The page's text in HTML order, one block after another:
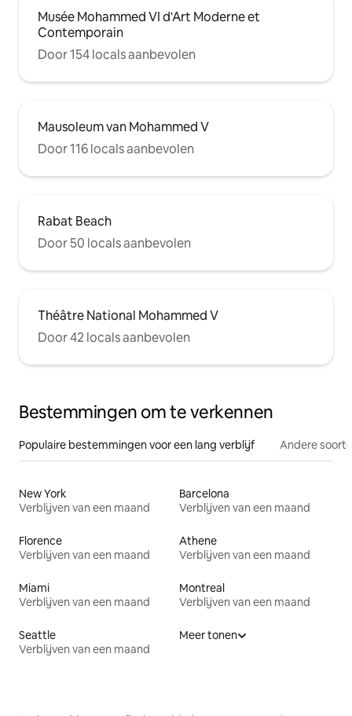
Musée Mohammed VI d'Art Moderne et
Contemporain
Door 154 locals aanbevolen
Mausoleum van Mohammed V
Door 116 locals aanbevolen
Rabat Beach
Door 50 locals aanbevolen
Théâtre National Mohammed V
Door 42 locals aanbevolen
Bestemmingen om te verkennen
Populaire bestemmingen voor een lang verblijf Andere
New York
Verblijven van een maand
Barcelona
Verblijven van een maand
Florence
Verblijven van een maand
Athene
Verblijven van een maand
Miami
Verblijven van een maand
Montreal
Verblijven van een maand
Seattle
Verblijven van een maand
Meer tonen